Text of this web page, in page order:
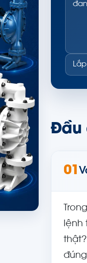
Đầu
01
lệnh